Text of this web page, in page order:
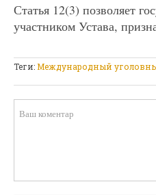
Статья 12(3) позволяет
участником Устава,
Теги:Международный